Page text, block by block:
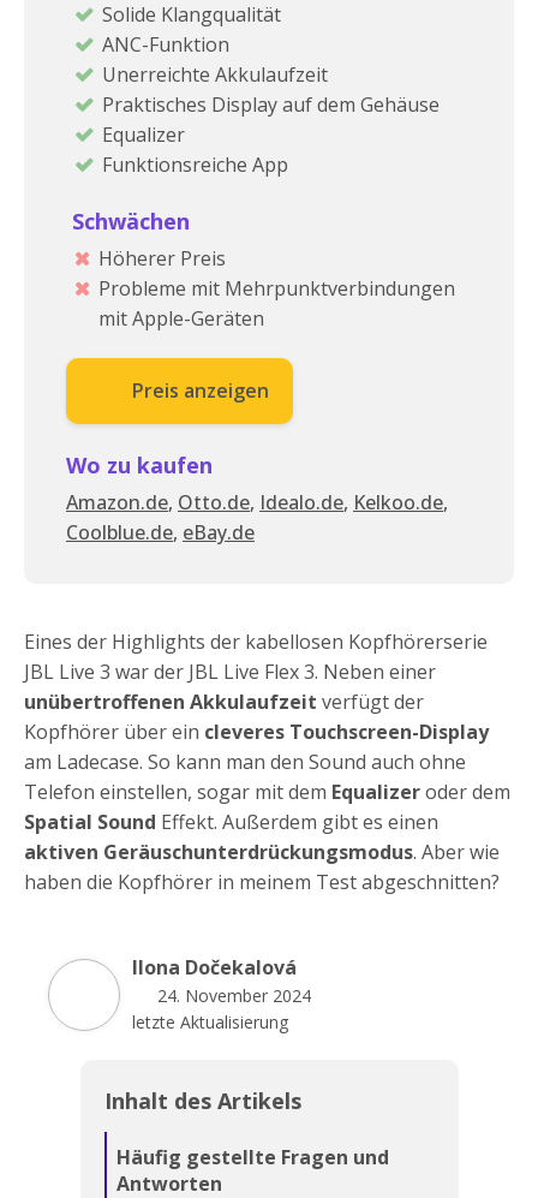
Solide Klangqualität
ANC-Funktion
Unerreichte Akkulaufzeit
Praktisches Display auf dem Gehäuse
Equalizer
Funktionsreiche App
Schwächen
Höherer Preis
Probleme mit Mehrpunktverbindungen
mit Apple-Geräten
Preis anzeigen
Wo zu kaufen
Amazon.de, Otto.de, Idealo.de, Kelkoo.de,
Coolblue.de, eBay.de
Eines der Highlights der kabellosen Kopfhörerserie
JBL Live 3 war der JBL Live Flex 3. Neben einer
unübertroffenen Akkulaufzeit verfügt der
Kopfhörer über ein cleveres Touchscreen-Display
am Ladecase. So kann man den Sound auch ohne
Telefon einstellen, sogar mit dem Equalizeroder dem
Spatial Sound Effekt. Außerdem gibt es einen
aktiven Geräuschunterdrückungsmodus. Aber wie
haben die Kopfhörer in meinem Test abgeschnitten?
Ilona Dočekalová
24. November 2024
letzte Aktualisierung
Inhalt des Artikels
Häufig gestellte Fragen und
Antworten